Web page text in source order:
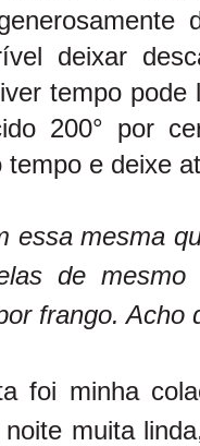
deixar
tempo pode
200° por
e deixe
essa mesma
de mesmo
frango. Acho
foi minha
muita